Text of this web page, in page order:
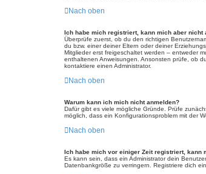
Nach oben
Ich habe mich registriert, kann mich aber nicht
Überprüfe zuerst, ob du den richtigen
du bzw. einer deiner Eltern oder deiner
Mitglieder erst freigeschaltet werden – entweder
enthaltenen Anweisungen. Ansonsten prüfe, ob
kontaktiere einen Administrator.
Nach oben
Warum kann ich mich nicht anmelden?
Dafür gibt es viele mögliche Gründe. Prüfe
möglich, dass ein Konfigurationsproblem mit der
Nach oben
Ich habe mich vor einiger Zeit registriert, kann
Es kann sein, dass ein Administrator dein
Datenbankgröße zu verringern. Registriere dich